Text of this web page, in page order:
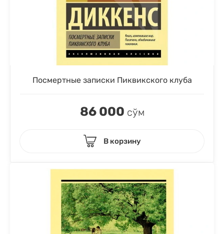
Посмертные записки Пиквикского клуба
86 000 сўм
В корзину